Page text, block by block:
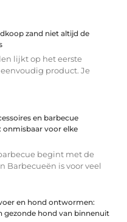
zand niet altijd de
lijkt op het eerste
product. Je
en barbecue
onmisbaar voor elke
begint met de
Barbecueën is voor veel
en hond ontwormen:
gezonde hond van binnenuit